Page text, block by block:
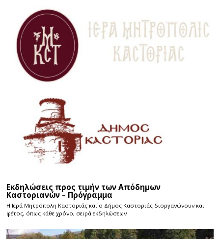
Εκδηλώσεις προς τιμήν των Απόδημων
Καστοριανών – Πρόγραμμα
Η Ιερά Μητρόπολη Καστοριάς και ο Δήμος Καστοριάς διοργανώνουν και
φέτος, όπως κάθε χρόνο, σειρά εκδηλώσεων